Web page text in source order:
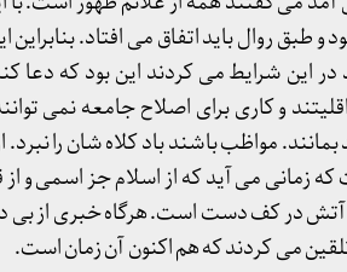
و طبق روال باید اتفاق می افتاد.
در این شرایط می کردند این بود که
و کاری برای اصلاح جامعه نمی
بمانند. مواظب باشند باد کلاه شان را
که زمانی می آید که از اسلام جز اسمی و
در کف دست است. هرگاه خبری از بی
می کردند که هم اکنون آن زمان است.